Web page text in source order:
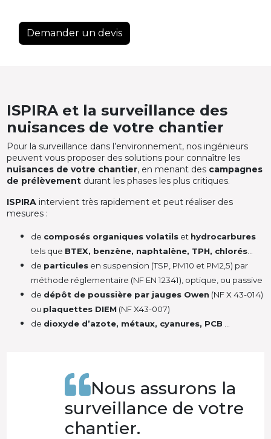
Demander un devis
ISPIRA et la surveillance des
nuisances de votre chantier
Pour la surveillance dans l’environnement, nos ingénieurs
peuvent vous proposer des solutions pour connaître les
nuisances de votre chantier, en menant des campagnes
de prélèvement durant les phases les plus critiques.
ISPIRA intervient très rapidement et peut réaliser des
mesures :
de composés organiques volatils et hydrocarbures
tels que BTEX, benzène, naphtalène, TPH, chlorés
de particules en suspension (TSP, PM10 et PM2,5) par
méthode réglementaire (NF EN 12341), optique, ou passive
de dépôt de poussière par jauges Owen (NF X 43-014)
ou plaquettes DIEM (NF X43-007)
de dioxyde d’azote, métaux, cyanures, PCB
Nous assurons la
surveillance de votre
chantier.